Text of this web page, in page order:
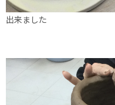
出来ました